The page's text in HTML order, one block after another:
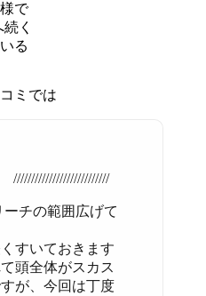
で
く
る
ミでは
チの範囲広げて
すいておきます
頭全体がスカス
が、今回は丁度